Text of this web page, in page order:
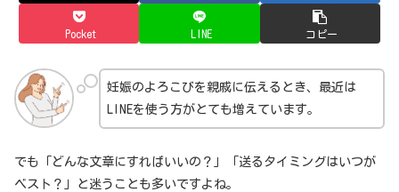
Pocket LINE コピー
妊娠のよろこびを親戚に伝えるとき、最近は
LINEを使う方がとても増えています。
でも「どんな文章にすればいいの？」「送るタイミングはいつが
ベスト？」と迷うことも多いですよね。